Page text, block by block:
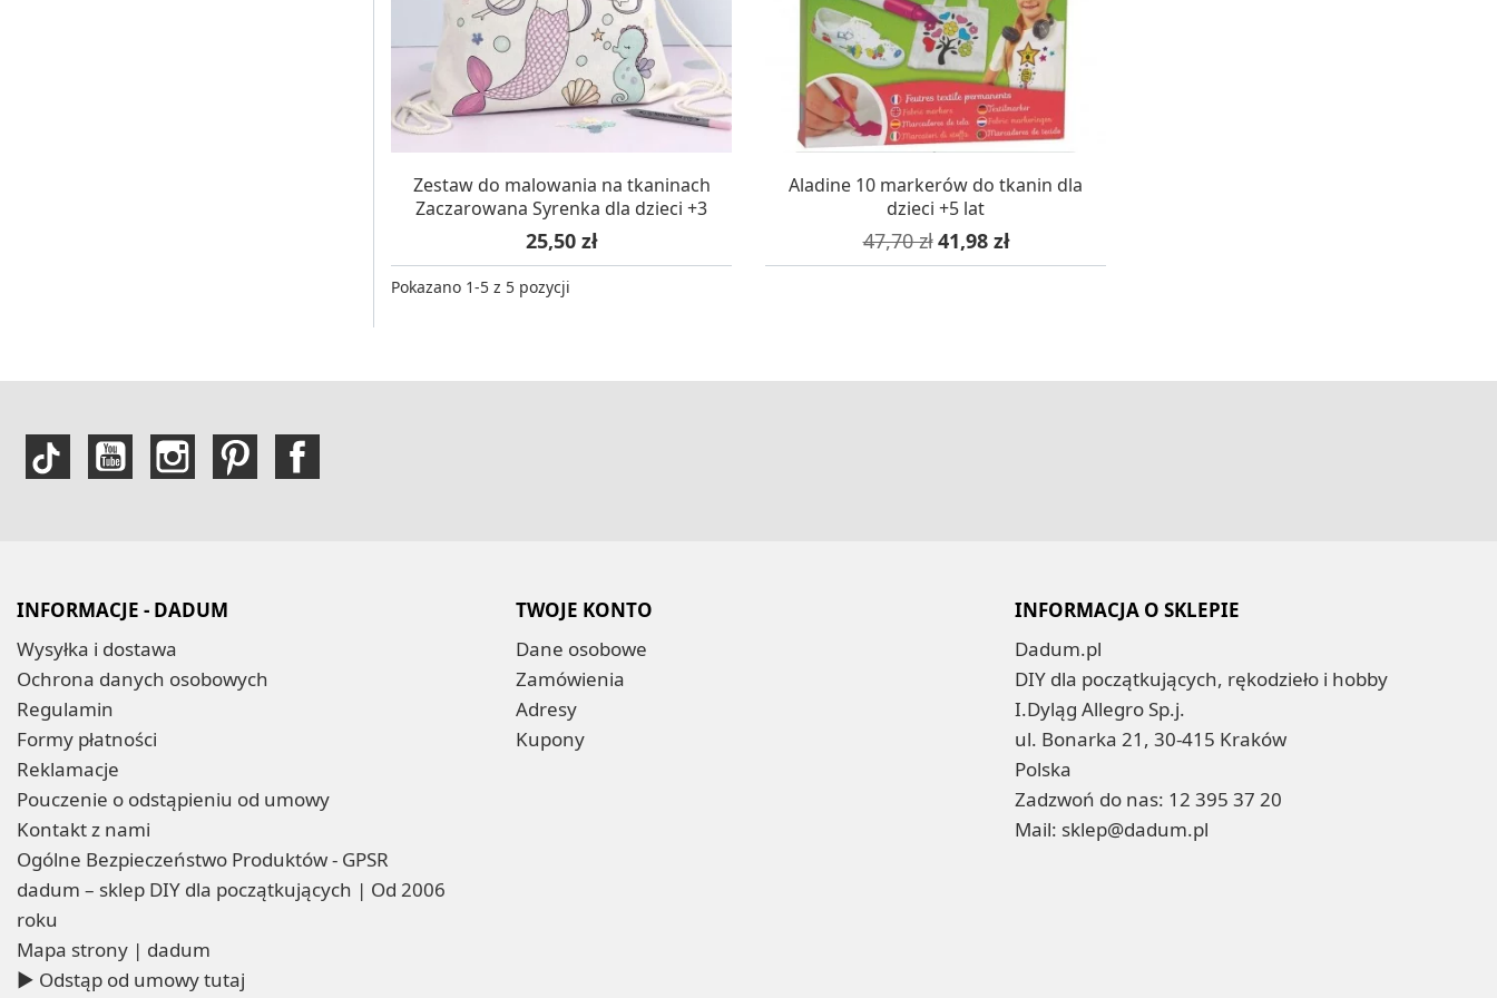
W MAGAZYNIE, DOSTAWA 24H
Zestaw do malowania na tkaninach
Zaczarowana Syrenka dla dzieci +3
Cena
25,50 zł
W MAGAZYNIE, DOSTAWA 24H
Aladine 10 markerów do tkanin dla
dzieci +5 lat
Cena podstawowa
47,70 złCena
41,98 zł
Pokazano 1-5 z 5 pozycji
INFORMACJE - DADUM
Wysyłka i dostawa
Ochrona danych osobowych
Regulamin
Formy płatności
Reklamacje
Pouczenie o odstąpieniu od umowy
Kontakt z nami
Ogólne Bezpieczeństwo Produktów - GPSR
dadum – sklep DIY dla początkujących | Od 2006
roku
Mapa strony | dadum
▶ Odstąp od umowy tutaj
TWOJE KONTO
Dane osobowe
Zamówienia
Adresy
Kupony
INFORMACJA O SKLEPIE
Dadum.pl
DIY dla początkujących, rękodzieło i hobby
I.Dyląg Allegro Sp.j.
ul. Bonarka 21, 30-415 Kraków
Polska
Zadzwoń do nas: 12 395 37 20
Mail: sklep@dadum.pl